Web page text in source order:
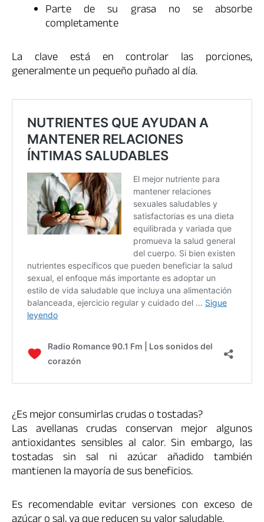
Parte de su grasa no se absorbe
completamente
La clave está en controlar las porciones,
generalmente un pequeño puñado al día.
¿Es mejor consumirlas crudas o tostadas?
Las avellanas crudas conservan mejor algunos
antioxidantes sensibles al calor. Sin embargo, las
tostadas sin sal ni azúcar añadido también
mantienen la mayoría de sus beneficios.
Es recomendable evitar versiones con exceso de